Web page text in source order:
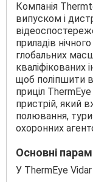
Компанія
випуском і
приладів
глобальних
кваліфікованих
щоб поліпшити
приціл
пристрій, який
полювання,
охоронних
Основні
У ThermEye